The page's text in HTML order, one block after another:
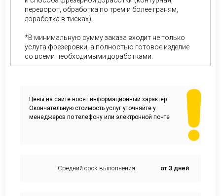
переворот, обработка по трем и более граням,
доработка в тисках).
*В минимальную сумму заказа входит не только
услуга фрезеровки, а полностью готовое изделие
со всеми необходимыми доработками.
Цены на сайте носят информационный характер.
Окончательную стоимость услуг уточняйте у
менеджеров по телефону или электронной почте
Средний срок выполнения от 3 дней